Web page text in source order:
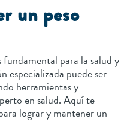
un peso
para la salud y
especializada puede ser
herramientas y
en salud. Aquí te
lograr y mantener un